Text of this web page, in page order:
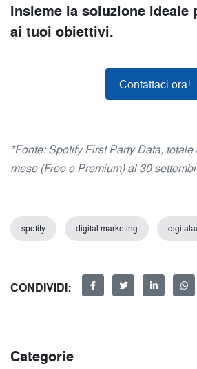
insieme la soluzione ideale
ai tuoi obiettivi.
Contattaci ora!
*Fonte: Spotify First Party Data,
mese (Free e Premium) al 30
spotify digital marketing
CONDIVIDI:
Categorie